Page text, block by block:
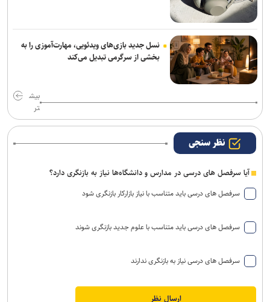
نسل جدید بازی‌های ویدئویی، مهارت‌آموزی را به
بخشی از سرگرمی تبدیل می‌کند
بیش
تر
نظر سنجی
آیا سرفصل های درسی در مدارس و دانشگاه‌ها نیاز به بازنگری دارد؟
سرفصل های درسی باید متناسب با نیاز بازارکار بازنگری شود
سرفصل های درسی باید متناسب با علوم جدید بازنگری شوند
سرفصل های درسی نیاز به بازنگری ندارند